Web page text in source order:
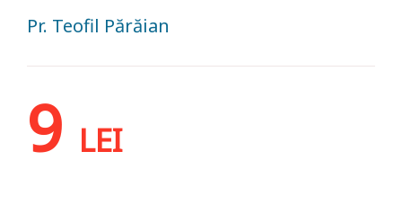
Pr. Teofil Părăian
9 LEI